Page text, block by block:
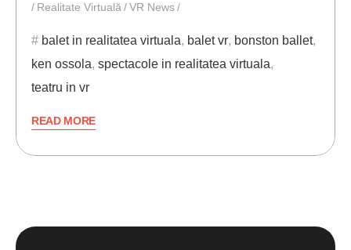
Realitate Virtuală VR News
balet in realitatea virtuala, balet vr, bonston ballet,
ken ossola, spectacole in realitatea virtuala,
teatru in vr
READ MORE